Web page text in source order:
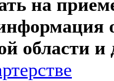
на
области и